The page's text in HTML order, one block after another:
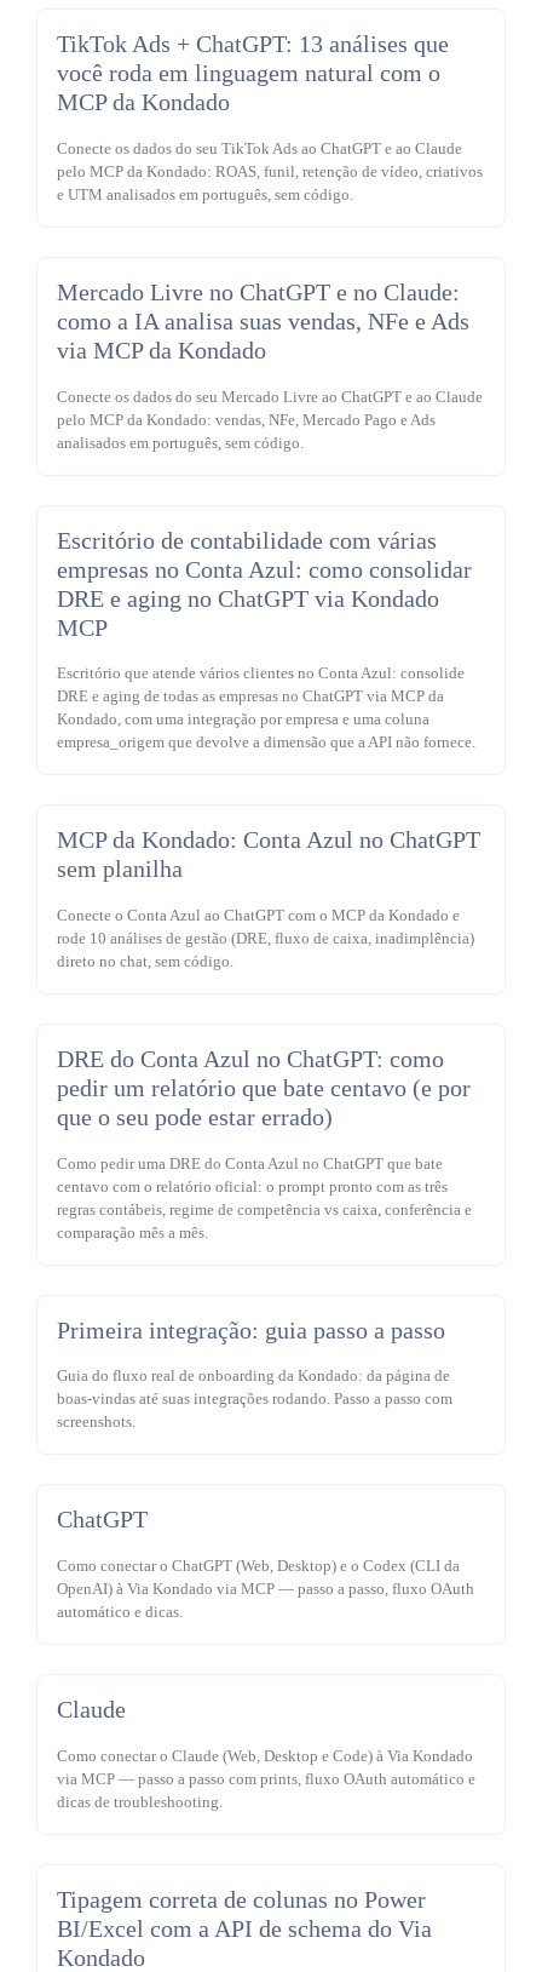
TikTok Ads + ChatGPT: 13 análises que
você roda em linguagem natural com o
MCP da Kondado
Conecte os dados do seu TikTok Ads ao ChatGPT e ao Claude
pelo MCP da Kondado: ROAS, funil, retenção de vídeo, criativos
e UTM analisados em português, sem código.
Mercado Livre no ChatGPT e no Claude:
como a IA analisa suas vendas, NFe e Ads
via MCP da Kondado
Conecte os dados do seu Mercado Livre ao ChatGPT e ao Claude
pelo MCP da Kondado: vendas, NFe, Mercado Pago e Ads
analisados em português, sem código.
Escritório de contabilidade com várias
empresas no Conta Azul: como consolidar
DRE e aging no ChatGPT via Kondado
MCP
Escritório que atende vários clientes no Conta Azul: consolide
DRE e aging de todas as empresas no ChatGPT via MCP da
Kondado, com uma integração por empresa e uma coluna
empresa_origem que devolve a dimensão que a API não fornece.
MCP da Kondado: Conta Azul no ChatGPT
sem planilha
Conecte o Conta Azul ao ChatGPT com o MCP da Kondado e
rode 10 análises de gestão (DRE, fluxo de caixa, inadimplência)
direto no chat, sem código.
DRE do Conta Azul no ChatGPT: como
pedir um relatório que bate centavo (e por
que o seu pode estar errado)
Como pedir uma DRE do Conta Azul no ChatGPT que bate
centavo com o relatório oficial: o prompt pronto com as três
regras contábeis, regime de competência vs caixa, conferência e
comparação mês a mês.
Primeira integração: guia passo a passo
Guia do fluxo real de onboarding da Kondado: da página de
boas-vindas até suas integrações rodando. Passo a passo com
screenshots.
ChatGPT
Como conectar o ChatGPT (Web, Desktop) e o Codex (CLI da
OpenAI) à Via Kondado via MCP — passo a passo, fluxo OAuth
automático e dicas.
Claude
Como conectar o Claude (Web, Desktop e Code) à Via Kondado
via MCP — passo a passo com prints, fluxo OAuth automático e
dicas de troubleshooting.
Tipagem correta de colunas no Power
BI/Excel com a API de schema do Via
Kondado